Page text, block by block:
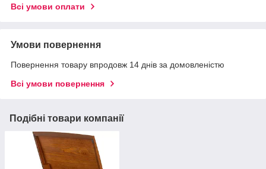
Всі умови оплати
Умови повернення
Повернення товару впродовж 14 днів за домовленістю
Всі умови повернення
Подібні товари компанії